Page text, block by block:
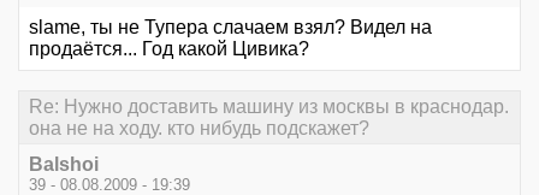
slame, ты не Тупера слачаем взял? Видел на
продаётся... Год какой Цивика?
Re: Нужно доставить машину из москвы в краснодар.
она не на ходу. кто нибудь подскажет?
Balshoi
39 - 08.08.2009 - 19:39